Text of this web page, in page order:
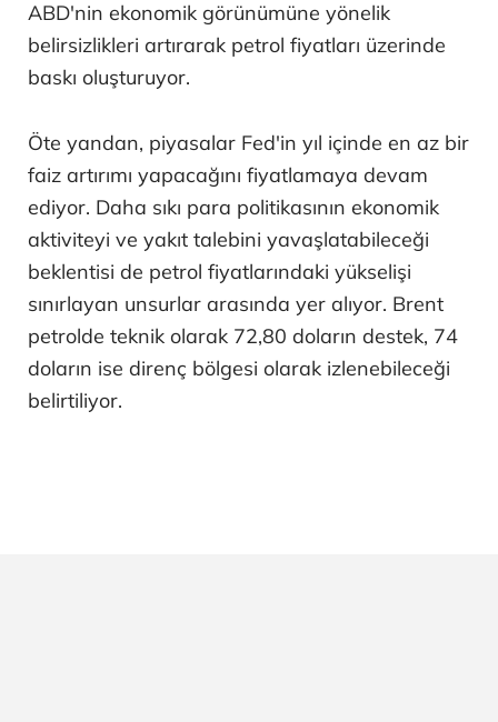
ABD'nin ekonomik görünümüne yönelik
belirsizlikleri artırarak petrol fiyatları üzerinde
baskı oluşturuyor.
Öte yandan, piyasalar Fed'in yıl içinde en az bir
faiz artırımı yapacağını fiyatlamaya devam
ediyor. Daha sıkı para politikasının ekonomik
aktiviteyi ve yakıt talebini yavaşlatabileceği
beklentisi de petrol fiyatlarındaki yükselişi
sınırlayan unsurlar arasında yer alıyor. Brent
petrolde teknik olarak 72,80 doların destek, 74
doların ise direnç bölgesi olarak izlenebileceği
belirtiliyor.